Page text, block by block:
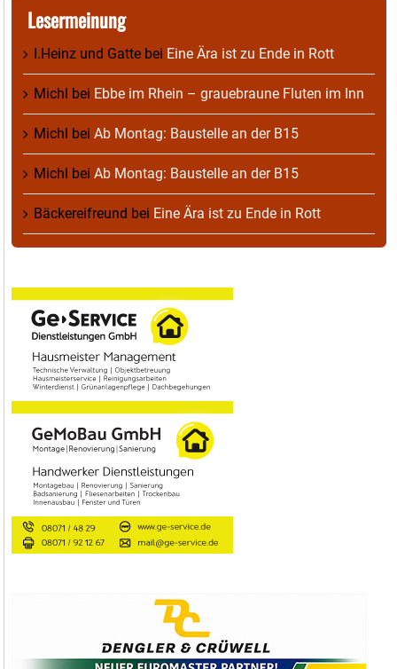
Lesermeinung
I.Heinz und Gatte bei Eine Ära ist zu Ende in Rott
Michl bei Ebbe im Rhein – grauebraune Fluten im Inn
Michl bei Ab Montag: Baustelle an der B15
Michl bei Ab Montag: Baustelle an der B15
Bäckereifreund bei Eine Ära ist zu Ende in Rott